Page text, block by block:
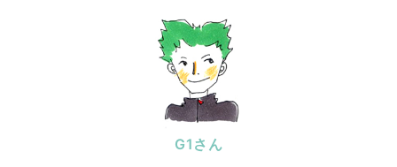
G1さん